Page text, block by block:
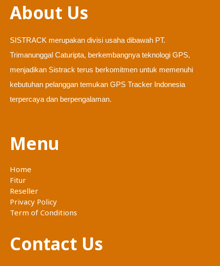
About Us
SISTRACK merupakan divisi usaha dibawah PT.
Trimanunggal Caturipta, berkembangnya teknologi GPS,
menjadikan Sistrack terus berkomitmen untuk memenuhi
kebutuhan pelanggan temukan GPS Tracker Indonesia
terpercaya dan berpengalaman.
Menu
Home
Fitur
Reseller
Privacy Policy
Term of Conditions
Contact Us